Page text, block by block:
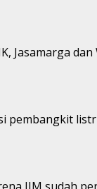
dan
pembangkit